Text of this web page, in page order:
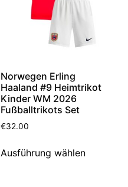
Norwegen Erling
Haaland #9 Heimtrikot
Kinder WM 2026
Fußballtrikots Set
€32.00
Ausführung wählen